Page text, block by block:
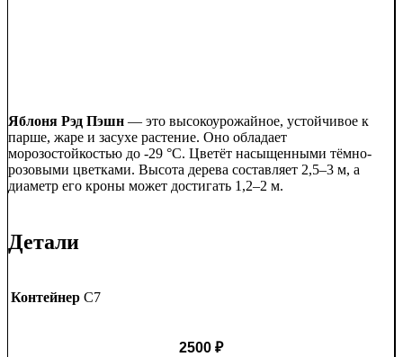
Яблоня Рэд Пэшн — это высокоурожайное, устойчивое к
парше, жаре и засухе растение. Оно обладает
морозостойкостью до -29 °C. Цветёт насыщенными тёмно-
розовыми цветками. Высота дерева составляет 2,5–3 м, а
диаметр его кроны может достигать 1,2–2 м.
Детали
Контейнер C7
2500 ₽